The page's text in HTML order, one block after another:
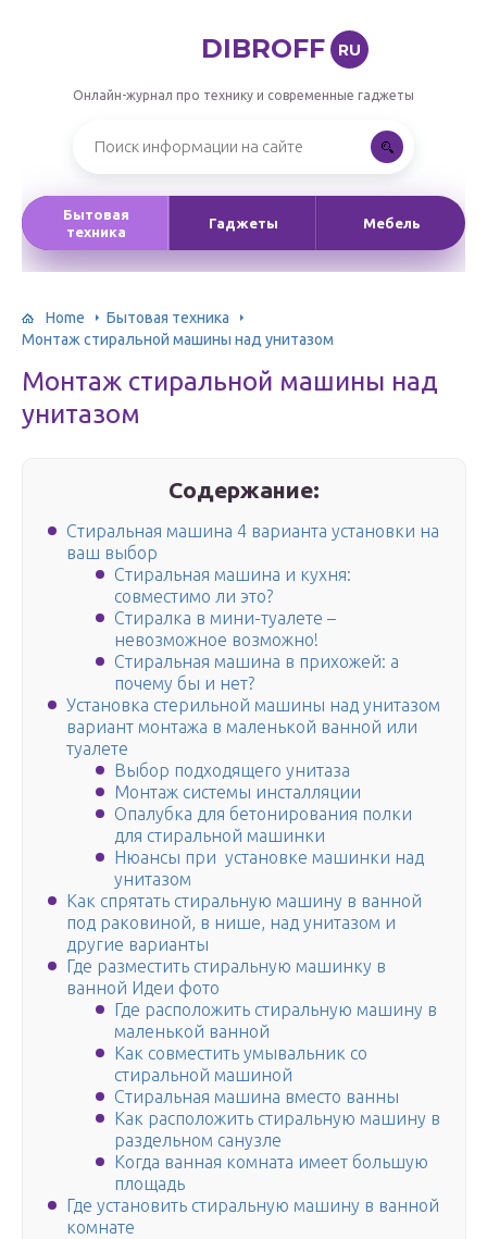
DIBROFF RU
Онлайн-журнал про технику и современные гаджеты
Бытовая
техника
Гаджеты Мебель
Home
Бытовая техника
Монтаж стиральной машины над унитазом
Монтаж стиральной машины над
унитазом
Содержание:
Стиральная машина 4 варианта установки на
ваш выбор
Стиральная машина и кухня:
совместимо ли это?
Стиралка в мини-туалете –
невозможное возможно!
Стиральная машина в прихожей: а
почему бы и нет?
Установка стерильной машины над унитазом
вариант монтажа в маленькой ванной или
туалете
Выбор подходящего унитаза
Монтаж системы инсталляции
Опалубка для бетонирования полки
для стиральной машинки
Нюансы при установке машинки над
унитазом
Как спрятать стиральную машину в ванной
под раковиной, в нише, над унитазом и
другие варианты
Где разместить стиральную машинку в
ванной Идеи фото
Где расположить стиральную машину в
маленькой ванной
Как совместить умывальник со
стиральной машиной
Стиральная машина вместо ванны
Как расположить стиральную машину в
раздельном санузле
Когда ванная комната имеет большую
площадь
Где установить стиральную машину в ванной
комнате